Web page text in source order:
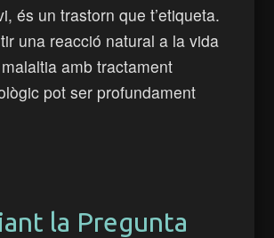
és un trastorn que t’etiqueta.
una reacció natural a la vida
amb tractament
pot ser profundament
la Pregunta